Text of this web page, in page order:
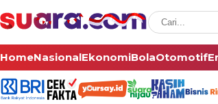
HomeNasionalEkonomiBolaOtomotif